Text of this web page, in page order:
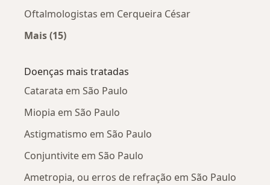
Oftalmologistas em Cerqueira César
Mais (15)
Doenças mais tratadas
Catarata em São Paulo
Miopia em São Paulo
Astigmatismo em São Paulo
Conjuntivite em São Paulo
Ametropia, ou erros de refração em São Paulo